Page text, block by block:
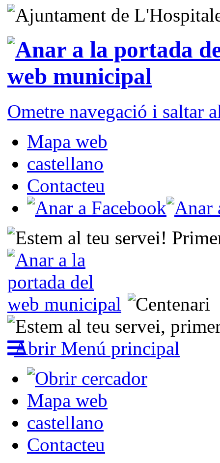
Ometre navegació i saltar
Mapa web
castellano
Contacteu
Abrir Menú principal
Mapa web
castellano
Contacteu